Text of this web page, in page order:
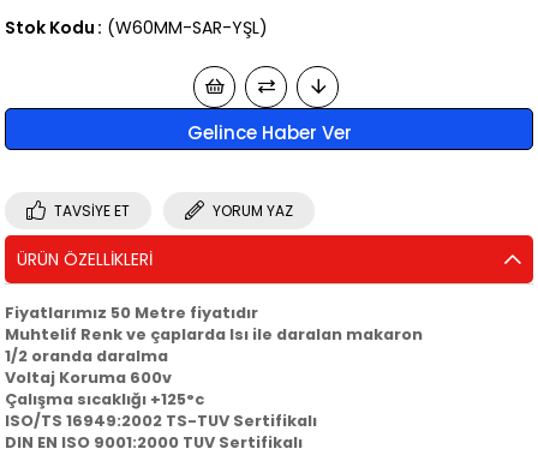
(W60MM-SAR-YŞL)
Stok Kodu
Gelince Haber Ver
TAVSIYE ET YORUM YAZ
ÜRÜN ÖZELLIKLERI
Fiyatlarımız 50 Metre fiyatıdır
Muhtelif Renk ve çaplarda Isı ile daralan makaron
1/2 oranda daralma
Voltaj Koruma 600v
Çalışma sıcaklığı +125°c
ISO/TS 16949:2002 TS-TUV Sertifikalı
DIN EN ISO 9001:2000 TUV Sertifikalı